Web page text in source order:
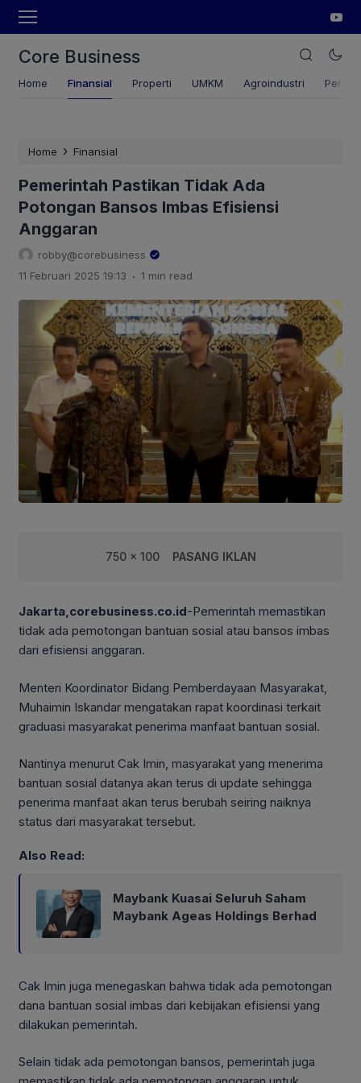
Core Business
Home Finansial Properti UMKM Agroindustri
Home › Finansial
Pemerintah Pastikan Tidak Ada
Potongan Bansos Imbas Efisiensi
Anggaran
robby@corebusiness
11 Februari 2025 19:13 . 1 min read
750 x 100 PASANG IKLAN
Jakarta,corebusiness.co.id-Pemerintah memastikan
tidak ada pemotongan bantuan sosial atau bansos imbas
dari efisiensi anggaran.
Menteri Koordinator Bidang Pemberdayaan Masyarakat,
Muhaimin Iskandar mengatakan rapat koordinasi terkait
graduasi masyarakat penerima manfaat bantuan sosial.
Nantinya menurut Cak Imin, masyarakat yang menerima
bantuan sosial datanya akan terus di update sehingga
penerima manfaat akan terus berubah seiring naiknya
status dari masyarakat tersebut.
Also Read:
Maybank Kuasai Seluruh Saham
Maybank Ageas Holdings Berhad
Cak Imin juga menegaskan bahwa tidak ada pemotongan
dana bantuan sosial imbas dari kebijakan efisiensi yang
dilakukan pemerintah.
Selain tidak ada pemotongan bansos, pemerintah juga